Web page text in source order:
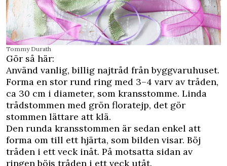
Tommy Durath
Gör så här:
Använd vanlig, billig najtråd från byggvaruhuset.
Forma en stor rund ring med 3–4 varv av tråden,
ca 30 cm i diameter, som kransstomme. Linda
trådstommen med grön floratejp, det gör
stommen lättare att klä.
Den runda kransstommen är sedan enkel att
forma om till ett hjärta, som bilden visar. Böj
tråden i ett veck inåt. På motsatta sidan av
ringen böjs tråden i ett veck utåt.